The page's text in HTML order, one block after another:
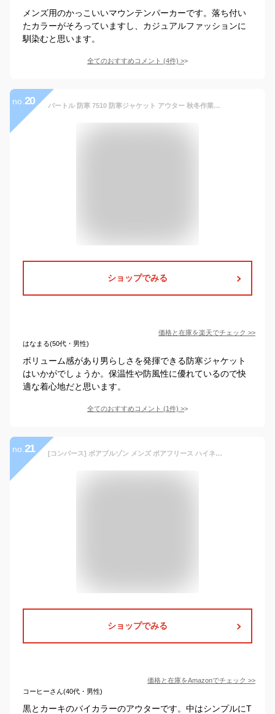
メンズ用のかっこいいマウンテンパーカーです。落ち付い
たカラーがそろっていますし、カジュアルファッションに
馴染むと思います。
全てのおすすめコメント (4件) >
no. 20 バートル 防寒 7510 防寒ジャケット アウター 秋冬作業着 男女兼用 メンズ レディース 防風 撥水 裏アルミ
ショップでみる
価格と在庫を楽天でチェック >>
はなまる(50代・男性)
ボリューム感があり男らしさを発揮できる防寒ジャケット
はいかがでしょうか。保温性や防風性に優れているので快
適な着心地だと思います。
全てのおすすめコメント (1件) >
no. 21 [コンバース] ボアブルゾン メンズ ボアフリース ハイネック ボアジャケット カーキ LL
ショップでみる
価格と在庫をAmazonでチェック >>
コーヒーさん(40代・男性)
黒とカーキのバイカラーのアウターです。中はシンプルにT